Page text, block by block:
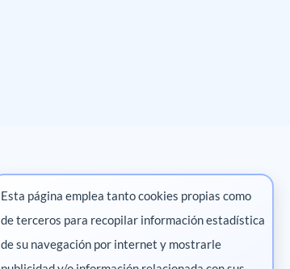
Marketing digital
Esta página emplea tanto cookies propias como
de terceros para recopilar información estadística
de su navegación por internet y mostrarle